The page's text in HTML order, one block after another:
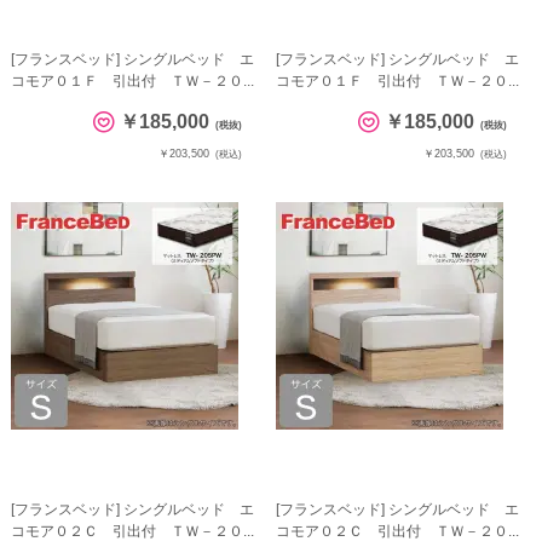
[フランスベッド] シングルベッド エ
コモア０１Ｆ 引出付 ＴＷ－２０...
￥185,000 (税抜)
￥203,500 (税込)
[フランスベッド] シングルベッド エ
コモア０１Ｆ 引出付 ＴＷ－２０...
￥185,000 (税抜)
￥203,500 (税込)
[フランスベッド] シングルベッド エ
コモア０２Ｃ 引出付 ＴＷ－２０...
[フランスベッド] シングルベッド エ
コモア０２Ｃ 引出付 ＴＷ－２０...